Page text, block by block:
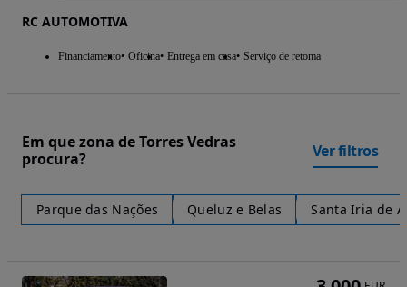
RC AUTOMOTIVA
Financiamento Oficina Entrega em casa Serviço de retoma
Em que zona de Torres Vedras
procura?
Ver filtros
Parque das Nações Queluz e Belas Santa Iria de